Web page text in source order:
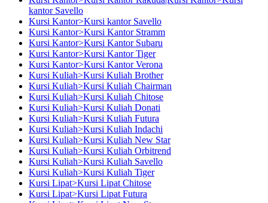
kantor Savello
Kursi Kantor>Kursi kantor Savello
Kursi Kantor>Kursi Kantor Stramm
Kursi Kantor>Kursi Kantor Subaru
Kursi Kantor>Kursi Kantor Tiger
Kursi Kantor>Kursi Kantor Verona
Kursi Kuliah>Kursi Kuliah Brother
Kursi Kuliah>Kursi Kuliah Chairman
Kursi Kuliah>Kursi Kuliah Chitose
Kursi Kuliah>Kursi Kuliah Donati
Kursi Kuliah>Kursi Kuliah Futura
Kursi Kuliah>Kursi Kuliah Indachi
Kursi Kuliah>Kursi Kuliah New Star
Kursi Kuliah>Kursi Kuliah Orbitrend
Kursi Kuliah>Kursi Kuliah Savello
Kursi Kuliah>Kursi Kuliah Tiger
Kursi Lipat>Kursi Lipat Chitose
Kursi Lipat>Kursi Lipat Futura